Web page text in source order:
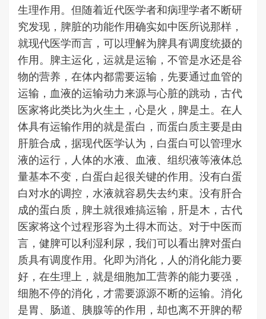
生理作用。但随着近代医学者和病理学者不断研
究发现，脾脏的功能作用确实如中医所说那样，
就现代医学而言，可以理解为脾具有调度统摄的
作用。脾主运化，运就是运输，不管是水还是谷
物的营养，在体内都需要运输，先要通过血管的
运输，血液的运输动力来源与心脏的跳动，古代
医家将此类比为火生土，心是火，脾是土。在人
体具有运输作用的就是蛋白，而蛋白质主要是由
肝脏合成，据现代医学认为，白蛋白可以管理水
液的运行，人体的水液、血液、组织液等液体总
量基本不变，白蛋白起很关键的作用。没有白蛋
白对水的调控，水液就容易失去约束。没有肝合
成的蛋白质，脾土就很难搞运输，肝是木，古代
医家将这个过程形容为土得木而达。对于中医而
言，健脾可以利湿利尿，我们可以看出脾对蛋白
质具有调度作用。化即为消化，人的消化能力要
好，在生理上，就是细胞加工营养的能力要强，
细胞不停的消化，才需要源源不断的运输。消化
是胃、肠道、胰腺等的作用，却也离不开脾的帮